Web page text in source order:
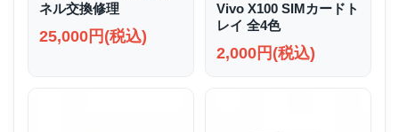
ネル交換修理
25,000円(税込)
Vivo X100 SIMカードト
レイ 全4色
2,000円(税込)